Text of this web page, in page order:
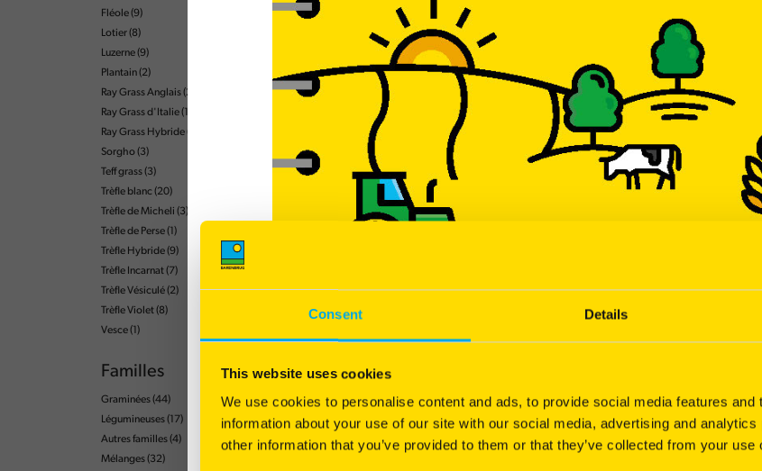
Consent Details
This website uses cookies
We use cookies to personalise content and ads, to provide social media features
information about your use of our site with our social media, advertising and
other information that you’ve provided to them or that they’ve collected from your
Fléole(9)
Lotier(8)
Luzerne(9)
Plantain(2)
Ray Grass Anglais(29)
Ray Grass d'Italie(13)
Ray Grass Hybride(13)
Sorgho(3)
Teff grass(3)
Trèfle blanc (20)
Trèfle de Micheli (3)
Trèfle de Perse(1)
Trèfle Hybride(9)
Trèfle Incarnat(7)
Trèfle Vésiculé(2)
Trèfle Violet(8)
Vesce(1)
Familles
Graminées(44)
Légumineuses(17)
Autres familles(4)
Mélanges(32)
HB Vulcain
Mélange prairie
Mélange rustique élaboré en France et
en Italie
Equilibre Fétuque élevée / Dactyle
pour limiter l'effet "touffe" de ce
Barcuby
Excellente installation
Très bonne sociabilité
Bonne flexibilité du